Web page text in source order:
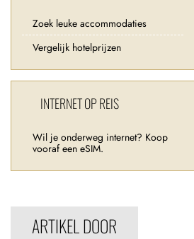
Zoek leuke accommodaties
Vergelijk hotelprijzen
INTERNET OP REIS
Wil je onderweg internet? Koop
vooraf een eSIM.
ARTIKEL DOOR